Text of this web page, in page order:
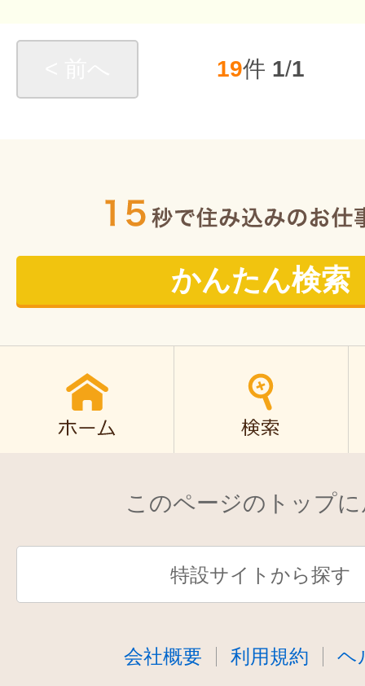
19件 1/1
かんたん検索
このページのトップ
特設サイトから探す
会社概要 利用規約 ヘ